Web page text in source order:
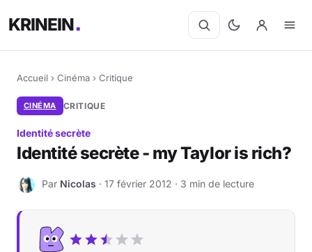
KRINEIN
Accueil › Cinéma › Critique
CINÉMA CRITIQUE
Identité secrète
Identité secrète - my Taylor is rich?
N Par Nicolas · 17 février 2012 · 3 min de lecture